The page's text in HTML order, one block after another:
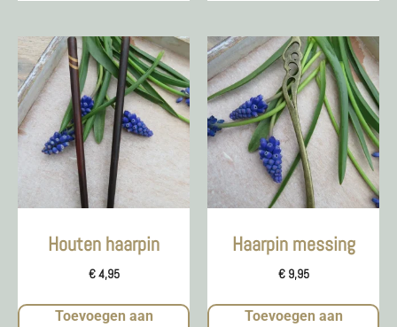
Houten haarpin
€4,95
Toevoegen aan
Haarpin messing
€9,95
Toevoegen aan